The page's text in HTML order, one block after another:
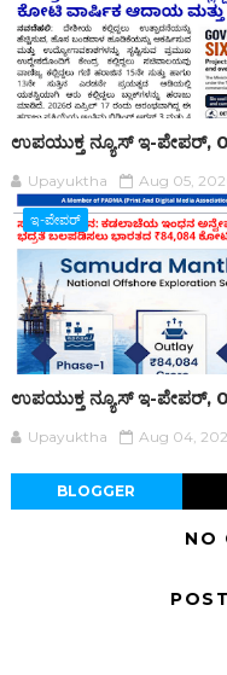
ಉಪಯುಕ್ತ ನ್ಯೂಸ್ ಇ-ಪೇಪರ್,
Upayuktha Aug 05,
ಇ-ಪೇಪರ್‌
ಉಪಯುಕ್ತ ನ್ಯೂಸ್ ಇ-ಪೇಪರ್,
Upayuktha Aug 04,
BLOGGER
NO